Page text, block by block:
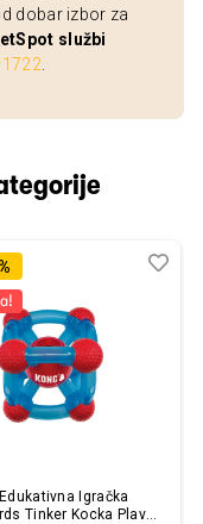
dobar izbor za
službi
Igračka
Tinker Kocka Plava